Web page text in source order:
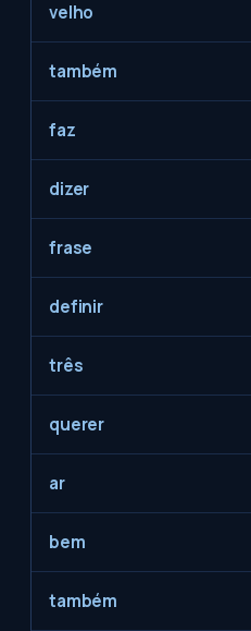
velho
também
faz
dizer
frase
definir
três
querer
ar
bem
também